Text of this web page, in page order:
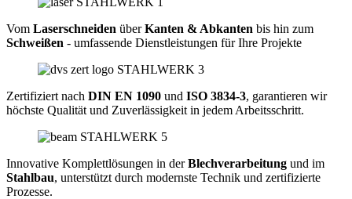
Vom Laserschneiden überKanten & Abkanten bis hin zum
Schweißen - umfassende Dienstleistungen für Ihre Projekte
Zertifiziert nach DIN EN 1090 und ISO 3834-3, garantieren wir
höchste Qualität und Zuverlässigkeit in jedem Arbeitsschritt.
Innovative Komplettlösungen in derBlechverarbeitung und im
Stahlbau, unterstützt durch modernste Technik und zertifizierte
Prozesse.